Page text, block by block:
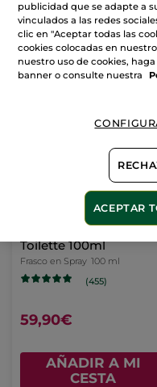
15,90€
AÑADIR A MI
CESTA
Toilette 100ml
Frasco en Spray 100 ml
(455)
59,90€
AÑADIR A MI
CESTA
publicidad que se adapte a
vinculados a las redes
clic en "Aceptar todas las
cookies colocadas en
nuestro uso de cookies,
banner o consulte nuestra
ACEPTAR